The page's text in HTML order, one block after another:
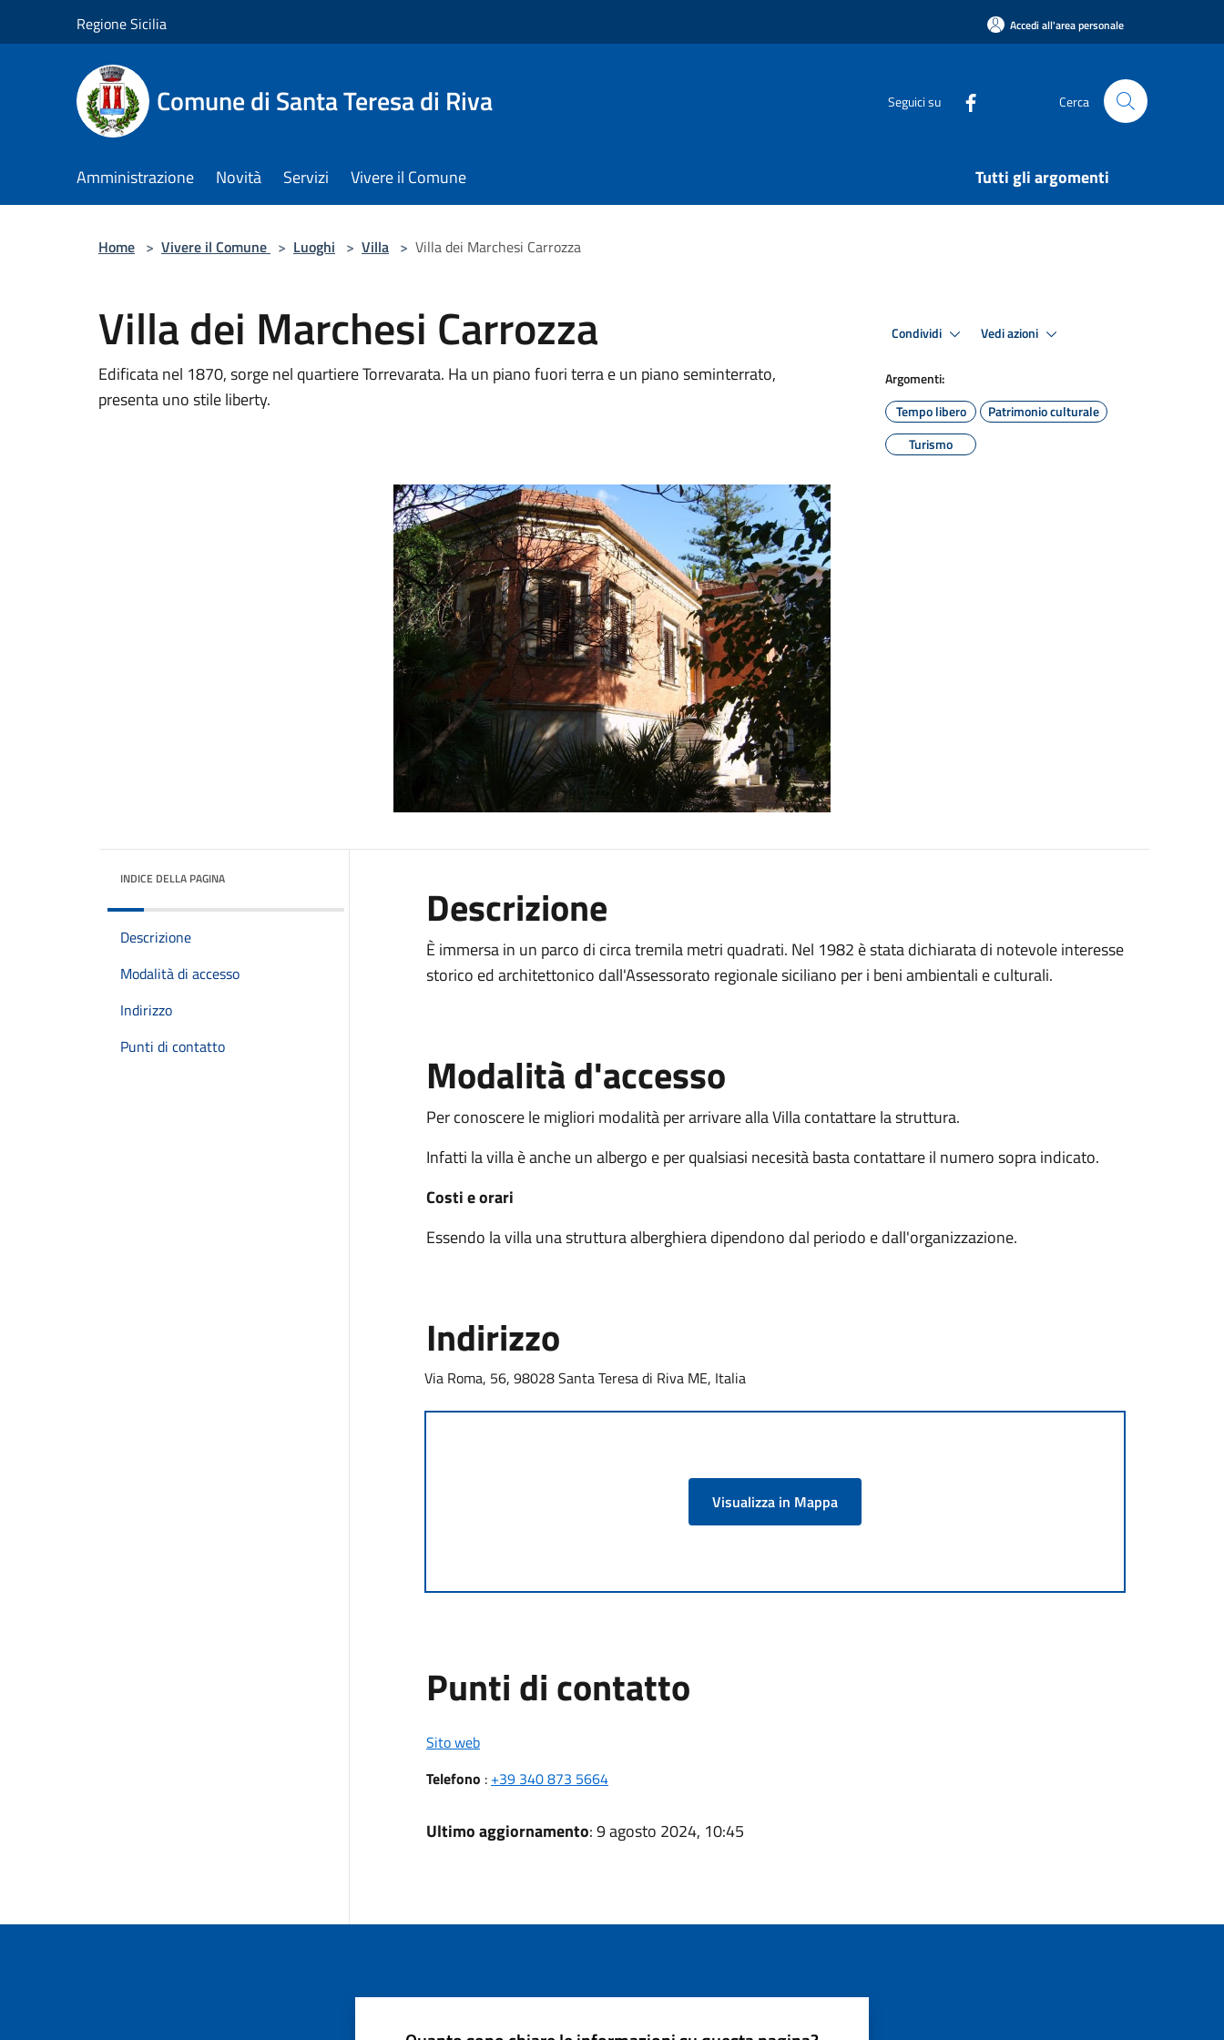
Regione Sicilia Accedi all'area personale
Comune di Santa Teresa di Riva Seguici su Cerca
Amministrazione Novità Servizi Vivere il Comune Tutti gli argomenti
Home > Vivere il Comune > Luoghi > Villa > Villa dei Marchesi Carrozza
Villa dei Marchesi Carrozza
Edificata nel 1870, sorge nel quartiere Torrevarata. Ha un piano fuori terra e un piano seminterrato,
presenta uno stile liberty.
Condividi Vedi azioni
Argomenti:
Tempo libero
Patrimonio culturale
Turismo
INDICE DELLA PAGINA
Descrizione
Modalità di accesso
Indirizzo
Punti di contatto
Descrizione
È immersa in un parco di circa tremila metri quadrati. Nel 1982 è stata dichiarata di notevole interesse
storico ed architettonico dall'Assessorato regionale siciliano per i beni ambientali e culturali.
Modalità d'accesso
Per conoscere le migliori modalità per arrivare alla Villa contattare la struttura.
Infatti la villa è anche un albergo e per qualsiasi necesità basta contattare il numero sopra indicato.
Costi e orari
Essendo la villa una struttura alberghiera dipendono dal periodo e dall'organizzazione.
Indirizzo
Via Roma, 56, 98028 Santa Teresa di Riva ME, Italia
Visualizza in Mappa
Punti di contatto
Sito web
Telefono : +39 340 873 5664
Ultimo aggiornamento: 9 agosto 2024, 10:45